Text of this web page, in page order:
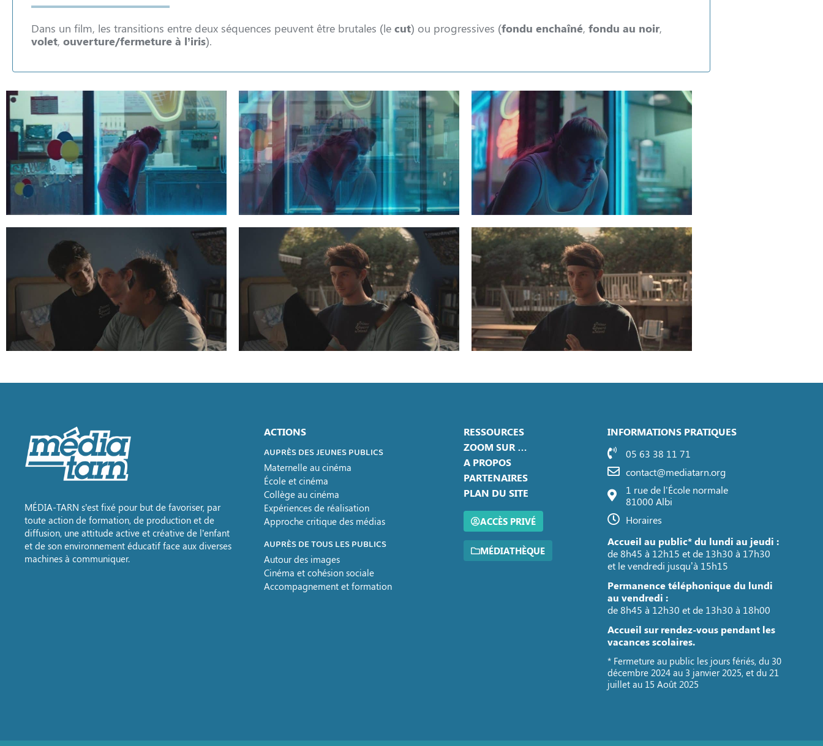
Dans un film, les transitions entre deux séquences peuvent être brutales (le cut) ou progressives (fondu enchaîné, fondu au noir,
volet, ouverture/fermeture à l’iris).
MÉDIA-TARN s’est fixé pour but de favoriser, par
toute action de formation, de production et de
diffusion, une attitude active et créative de l’enfant
et de son environnement éducatif face aux diverses
machines à communiquer.
ACTIONS
AUPRÈS DES JEUNES PUBLICS
Maternelle au cinéma
École et cinéma
Collège au cinéma
Expériences de réalisation
Approche critique des médias
AUPRÈS DE TOUS LES PUBLICS
Autour des images
Cinéma et cohésion sociale
Accompagnement et formation
RESSOURCES
ZOOM SUR …
A PROPOS
PARTENAIRES
PLAN DU SITE
ACCÈS PRIVÉ
MÉDIATHÈQUE
INFORMATIONS PRATIQUES
05 63 38 11 71
contact@mediatarn.org
1 rue de l'École normale
81000 Albi
Horaires
Accueil au public* du lundi au jeudi :
de 8h45 à 12h15 et de 13h30 à 17h30
et le vendredi jusqu’à 15h15
Permanence téléphonique du lundi
au vendredi :
de 8h45 à 12h30 et de 13h30 à 18h00
Accueil sur rendez-vous pendant les
vacances scolaires.
* Fermeture au public les jours fériés, du 30
décembre 2024 au 3 janvier 2025, et du 21
juillet au 15 Août 2025